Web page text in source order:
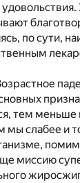
по сути,
тем меньше
мы слабее и
миссию